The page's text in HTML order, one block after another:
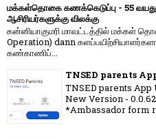
மக்கள்தொகை கணக்கெடுப்பு - 55
ஆசிரியர்களுக்கு விலக்கு
கன்னியாகுமரி மாவட்டத்தில் மக்கள்
Operation) dann
கண்காணிப்...
TNSED parents
TNSED parents
New Version -
*Ambassador form